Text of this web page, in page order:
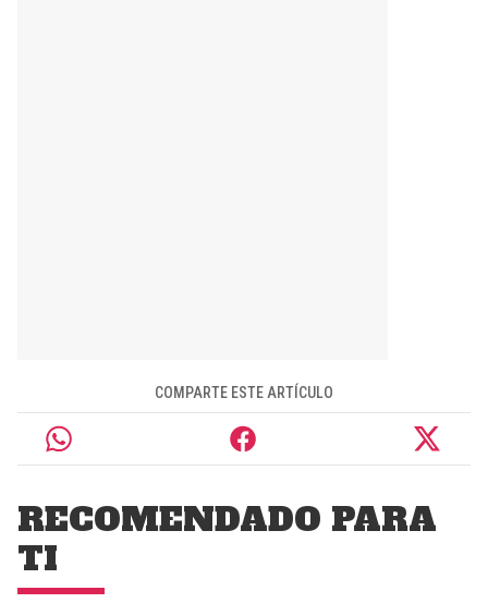
COMPARTE ESTE ARTÍCULO
RECOMENDADO PARA
TI